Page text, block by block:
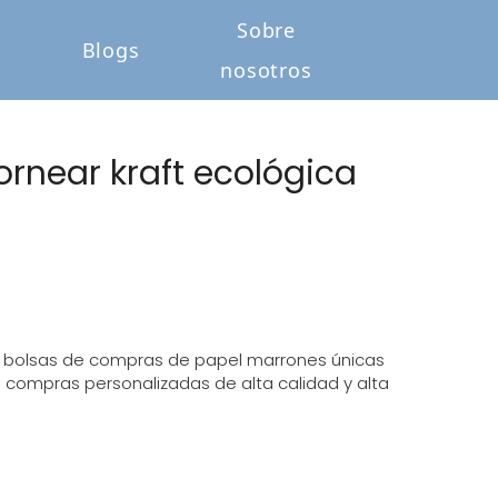
Blogs
Sobre
nosotros
kraft ecológica
de compras de papel marrones únicas
personalizadas de alta calidad y alta